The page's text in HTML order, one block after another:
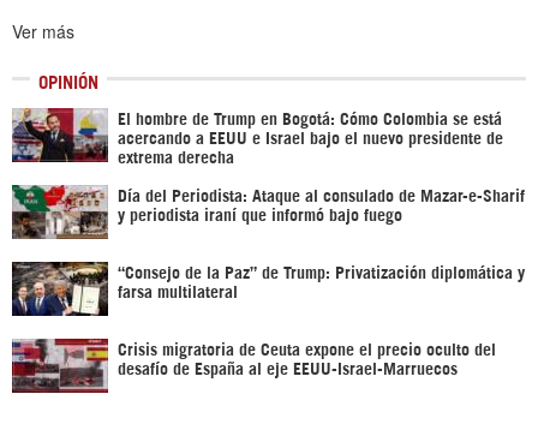
Ver más
OPINIÓN
El hombre de Trump en Bogotá: Cómo Colombia se está
acercando a EEUU e Israel bajo el nuevo presidente de
extrema derecha
Día del Periodista: Ataque al consulado de Mazar-e-Sharif
y periodista iraní que informó bajo fuego
“Consejo de la Paz” de Trump: Privatización diplomática y
farsa multilateral
Crisis migratoria de Ceuta expone el precio oculto del
desafío de España al eje EEUU-Israel-Marruecos